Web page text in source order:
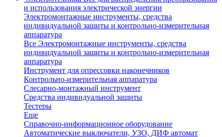
и использования электрической энергии
Электромонтажные инструменты, средства
индивидуальной защиты и контрольно-измерительная
аппаратура
Все Электромонтажные инструменты, средства
индивидуальной защиты и контрольно-измерительная
аппаратура
Инструмент для опрессовки наконечников
Контрольно-измерительная аппаратура
Слесарно-монтажный инструмент
Средства индивидуальной защиты
Тестеры
Еще
Справочно-информационное оборудование
Автоматические выключатели, УЗО, ДИФ автомат